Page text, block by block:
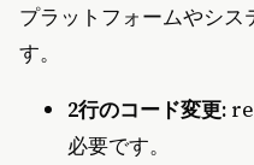
プラットフォームやシス
す。
2行のコード変更:
必要です。